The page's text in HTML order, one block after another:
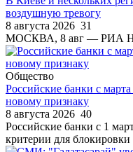
воздушную тревогу
8 августа 2026 31
МОСКВА, 8 авг — РИА
Общество
Российские банки с
новому признаку
8 августа 2026 40
Российские банки с 1
критерии для блокировки